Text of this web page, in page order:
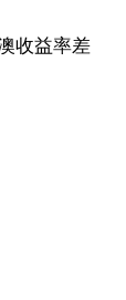
收益率差